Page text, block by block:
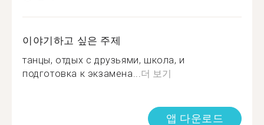
이야기하고 싶은 주제
танцы, отдых с друзьями, школа, и
подготовка к экзамена...더 보기
앱 다운로드